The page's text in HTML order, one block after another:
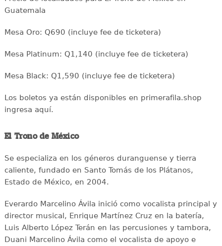
Guatemala
Mesa Oro: Q690 (incluye fee de ticketera)
Mesa Platinum: Q1,140 (incluye fee de ticketera)
Mesa Black: Q1,590 (incluye fee de ticketera)
Los boletos ya están disponibles en primerafila.shop
ingresa aquí.
El Trono de México
Se especializa en los géneros duranguense y tierra
caliente, fundado en Santo Tomás de los Plátanos,
Estado de México, en 2004.
Everardo Marcelino Ávila inició como vocalista principal y
director musical, Enrique Martínez Cruz en la batería,
Luis Alberto López Terán en las percusiones y tambora,
Duani Marcelino Ávila como el vocalista de apoyo e